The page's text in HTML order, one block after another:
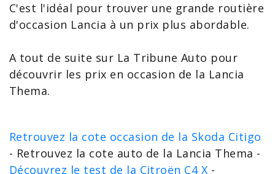
C'est l'idéal pour trouver une grande routière
d'occasion Lancia à un prix plus abordable.
A tout de suite sur La Tribune Auto pour
découvrir les prix en occasion de la Lancia
Thema.
Retrouvez la cote occasion de la Skoda Citigo
- Retrouvez la cote auto de la Lancia Thema -
Découvrez le test de la Citroën C4 X -